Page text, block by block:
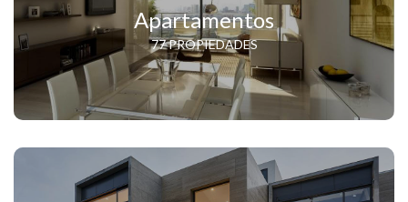
Apartamentos
77 PROPIEDADES